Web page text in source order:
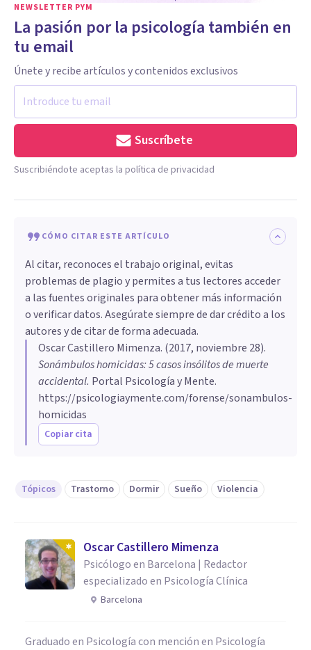
NEWSLETTER PYM
La pasión por la psicología también en
tu email
Únete y recibe artículos y contenidos exclusivos
Suscríbete
Suscribiéndote aceptas la política de privacidad
CÓMO CITAR ESTE ARTÍCULO
Al citar, reconoces el trabajo original, evitas
problemas de plagio y permites a tus lectores acceder
a las fuentes originales para obtener más información
o verificar datos. Asegúrate siempre de dar crédito a los
autores y de citar de forma adecuada.
Oscar Castillero Mimenza. (2017, noviembre 28).
Sonámbulos homicidas: 5 casos insólitos de muerte
accidental. Portal Psicología y Mente.
https://psicologiaymente.com/forense/sonambulos-
homicidas
Copiar cita
Tópicos Trastorno Dormir Sueño Violencia
Oscar Castillero Mimenza
Psicólogo en Barcelona | Redactor
especializado en Psicología Clínica
Barcelona
Graduado en Psicología con mención en Psicología